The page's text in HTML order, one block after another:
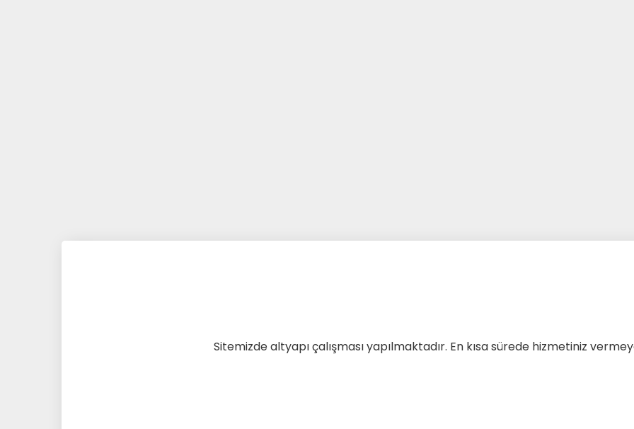
Sitemizde altyapı çalışması yapılmaktadır. En kısa sürede hizmetiniz